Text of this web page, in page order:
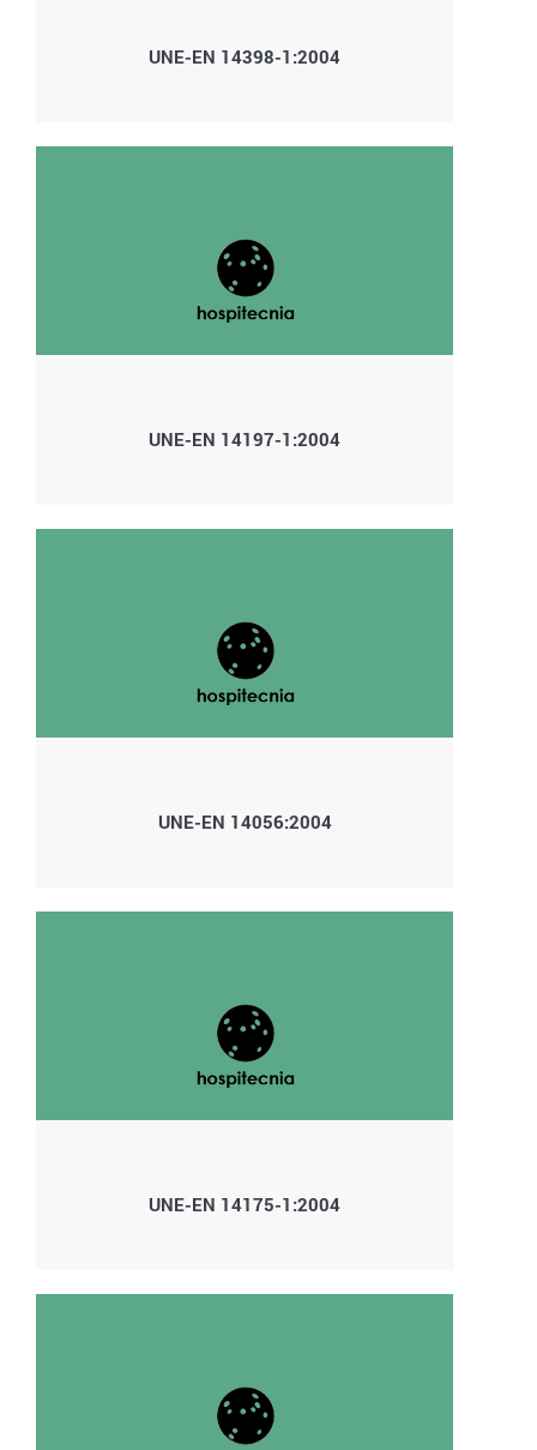
UNE-EN 14398-1:2004
UNE-EN 14197-1:2004
UNE-EN 14056:2004
UNE-EN 14175-1:2004